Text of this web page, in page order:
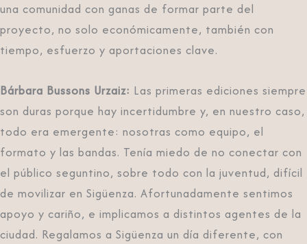
una comunidad con ganas de formar parte del
proyecto, no solo económicamente, también con
tiempo, esfuerzo y aportaciones clave.
Bárbara Bussons Urzaiz: Las primeras ediciones siempre
son duras porque hay incertidumbre y, en nuestro caso,
todo era emergente: nosotras como equipo, el
formato y las bandas. Tenía miedo de no conectar con
el público seguntino, sobre todo con la juventud, difícil
de movilizar en Sigüenza. Afortunadamente sentimos
apoyo y cariño, e implicamos a distintos agentes de la
ciudad. Regalamos a Sigüenza un día diferente, con